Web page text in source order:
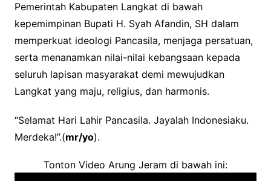
Pemerintah Kabupaten Langkat di bawah
kepemimpinan Bupati H. Syah Afandin, SH dalam
memperkuat ideologi Pancasila, menjaga persatuan,
serta menanamkan nilai-nilai kebangsaan kepada
seluruh lapisan masyarakat demi mewujudkan
Langkat yang maju, religius, dan harmonis.
“Selamat Hari Lahir Pancasila. Jayalah Indonesiaku.
Merdeka!”.(mr/yo).
Tonton Video Arung Jeram di bawah ini: